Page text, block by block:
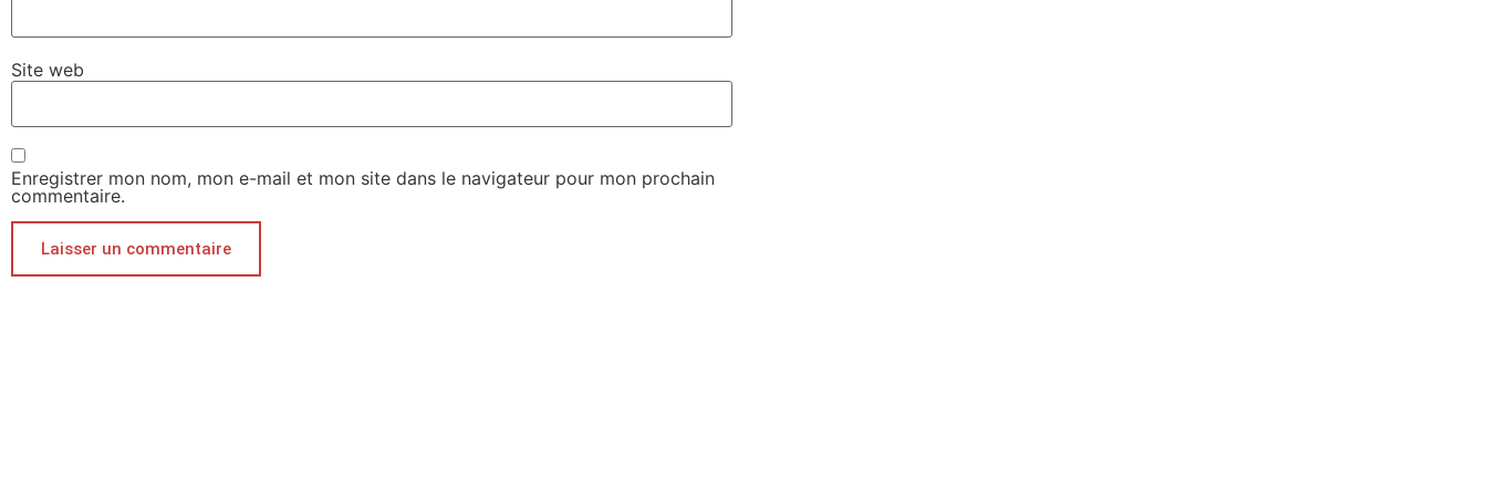
Site web
Enregistrer mon nom, mon e-mail et mon site dans le navigateur pour mon prochain
commentaire.